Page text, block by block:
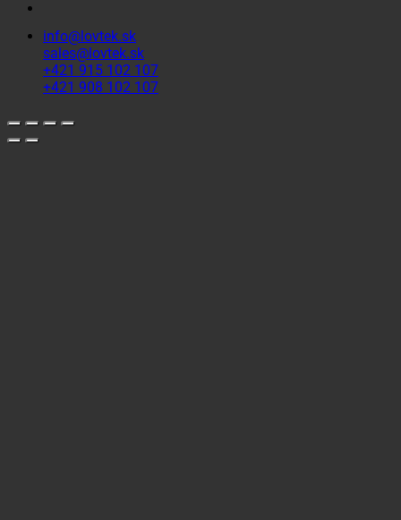
info@lovtek.sk
sales@lovtek.sk
+421 915 102 107
+421 908 102 107